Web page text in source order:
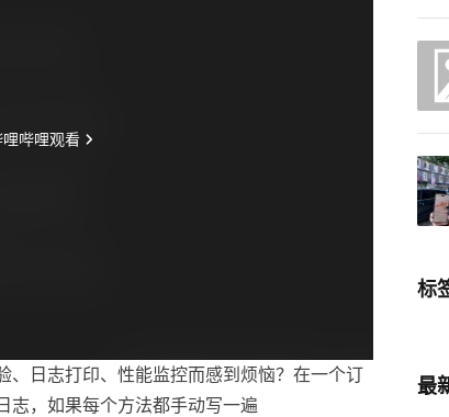
、日志打印、性能监控而感到烦恼？在一个订
志，如果每个方法都手动写一遍
标
最